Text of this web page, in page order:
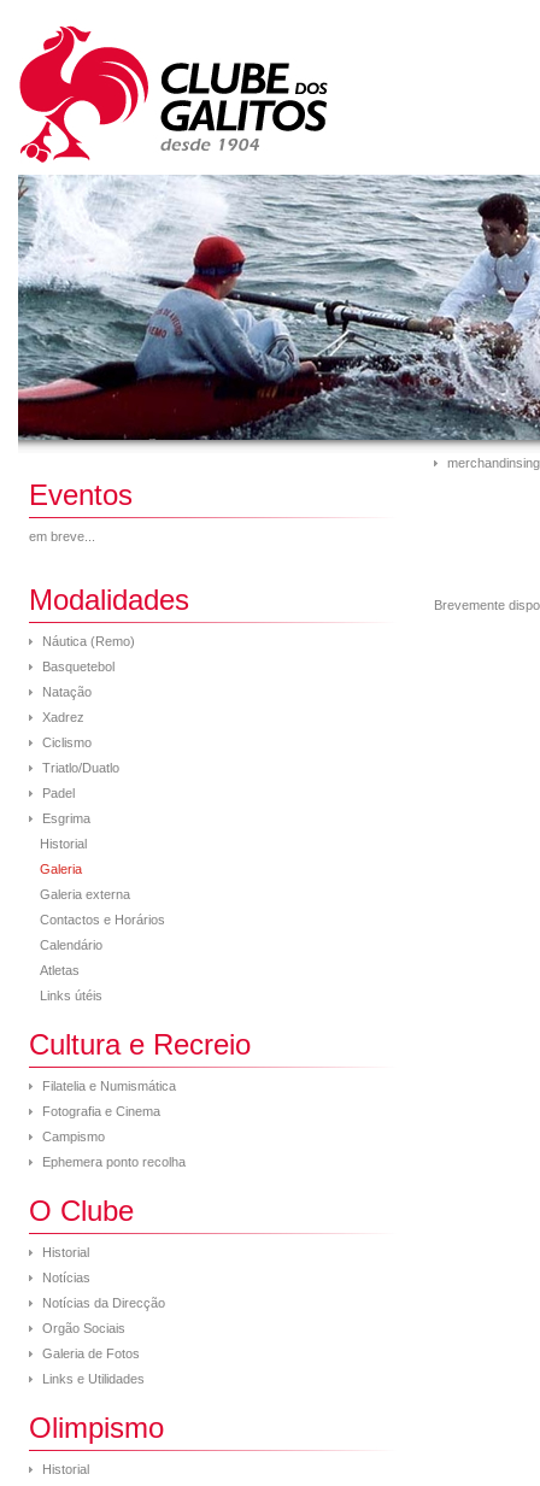
Eventos
em breve...
Modalidades
Náutica (Remo)
Basquetebol
Natação
Xadrez
Ciclismo
Triatlo/Duatlo
Padel
Esgrima
Historial
Galeria
Galeria externa
Contactos e Horários
Calendário
Atletas
Links útéis
Cultura e Recreio
Filatelia e Numismática
Fotografia e Cinema
Campismo
Ephemera ponto recolha
O Clube
Historial
Notícias
Notícias da Direcção
Orgão Sociais
Galeria de Fotos
Links e Utilidades
Olimpismo
Historial
merchandinsing
Brevemente